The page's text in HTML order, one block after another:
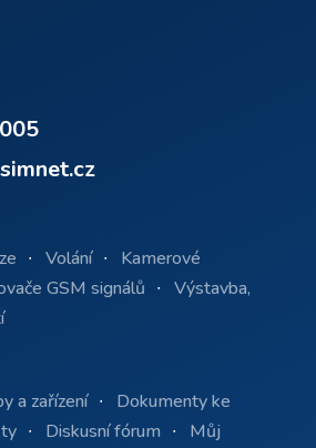
Volání
Kamerové
GSM signálů
Výstavba,
a zařízení
Dokumenty ke
Diskusní fórum Můj